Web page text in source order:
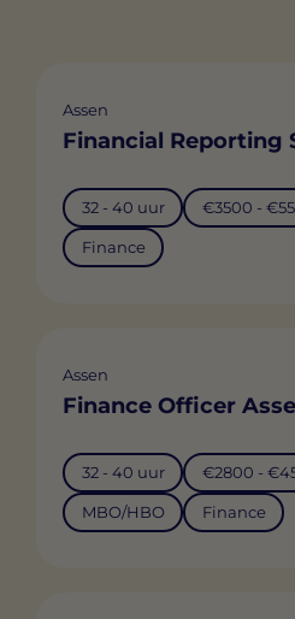
Assen
Financial Reporting
32 - 40 uur €3500 -
Finance
Assen
Finance Officer
32 - 40 uur €2800 -
MBO/HBO Finance